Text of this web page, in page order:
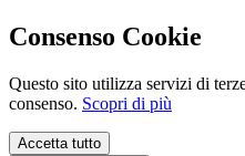
Consenso Cookie
Questo sito utilizza servizi di
consenso. Scopri di più
Accetta tutto